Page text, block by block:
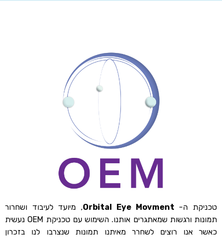
טכניקת ה- Orbital Eye Movment, מיועד לעיבוד ושחרור
תמונות ורגשות שמאתגרים אותנו. השימוש עם טכניקת OEM נעשית
כאשר אנו רוצים לשחרר מאיתנו תמונות שנצרבו לנו בזכרון